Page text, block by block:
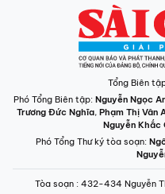
Tổng Biên
Phó Tổng Biên tập: Nguyễn Ngọc
Trương Đức Nghĩa, Phạm Thị Vân
Nguyễn Khắc
Phó Tổng Thư ký tòa soạn:
Tòa soạn : 432-434 Nguyễn